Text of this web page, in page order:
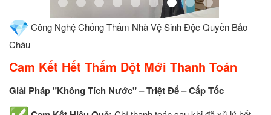
Công Nghệ Chống Thấm Nhà Vệ Sinh Độc Quyền Bảo
Châu
Cam Kết Hết Thấm Dột Mới Thanh Toán
Giải Pháp "Không Tích Nước" – Triệt Để – Cấp Tốc